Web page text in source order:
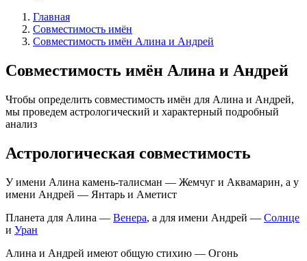
Главная
Совместимость имён
Совместимость имён Алина и Андрей
Совместимость имён Алина и Андрей
Чтобы определить совместимость имён для Алина и Андрей,
мы проведем астрологический и характерный подробный
анализ
Астрологическая совместимость
У имени Алина камень-талисман — Жемчуг и Аквамарин, а у
имени Андрей — Янтарь и Аметист
Планета для Алина — Венера, а для имени Андрей — Солнце
и Уран
Алина и Андрей имеют общую стихию — Огонь